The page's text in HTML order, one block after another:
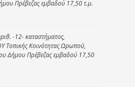
Πρέβεζας εμβαδού 17,50 τ.μ.
-12- καταστήματος,
Κοινότητας Ωρωπού,
Δήμου Πρέβεζας εμβαδού 17,50